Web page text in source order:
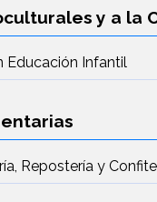
y a la
Educación Infantil
Repostería y